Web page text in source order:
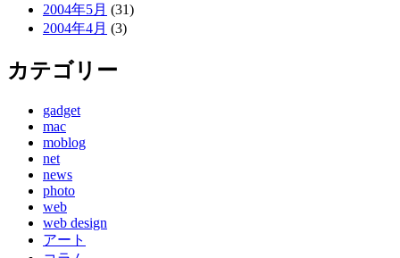
2004年5月 (31)
2004年4月 (3)
カテゴリー
gadget
mac
moblog
net
news
photo
web
web design
アート